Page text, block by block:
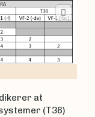
at
(T36)